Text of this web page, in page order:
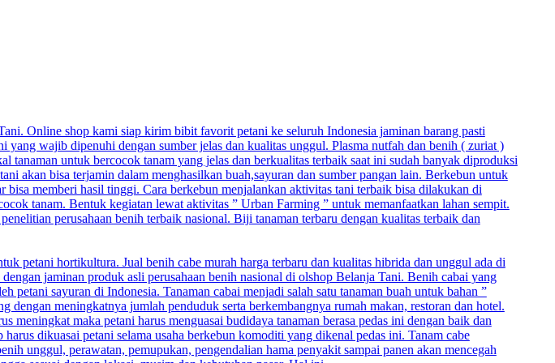
Online shop kami siap kirim bibit favorit petani ke seluruh Indonesia jaminan barang pasti
wajib dipenuhi dengan sumber jelas dan kualitas unggul. Plasma nutfah dan benih ( zuriat )
tanaman untuk bercocok tanam yang jelas dan berkualitas terbaik saat ini sudah banyak diproduksi
akan bisa terjamin dalam menghasilkan buah,sayuran dan sumber pangan lain. Berkebun untuk
bisa memberi hasil tinggi. Cara berkebun menjalankan aktivitas tani terbaik bisa dilakukan di
tanam. Bentuk kegiatan lewat aktivitas ” Urban Farming ” untuk memanfaatkan lahan sempit.
perusahaan benih terbaik nasional. Biji tanaman terbaru dengan kualitas terbaik dan
petani hortikultura. Jual benih cabe murah harga terbaru dan kualitas hibrida dan unggul ada di
jaminan produk asli perusahaan benih nasional di olshop Belanja Tani. Benih cabai yang
sayuran di Indonesia. Tanaman cabai menjadi salah satu tanaman buah untuk bahan ”
meningkatnya jumlah penduduk serta berkembangnya rumah makan, restoran dan hotel.
maka petani harus menguasai budidaya tanaman berasa pedas ini dengan baik dan
dikuasai petani selama usaha berkebun komoditi yang dikenal pedas ini. Tanam cabe
unggul, perawatan, pemupukan, pengendalian hama penyakit sampai panen akan mencegah